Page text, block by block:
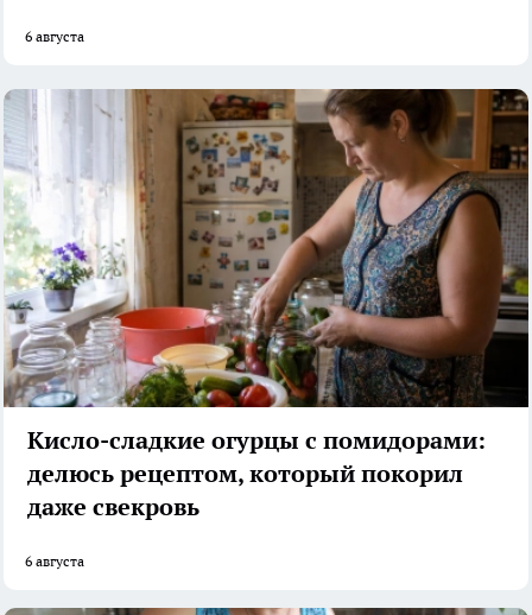
6 августа
Кисло-сладкие огурцы с помидорами:
делюсь рецептом, который покорил
даже свекровь
6 августа